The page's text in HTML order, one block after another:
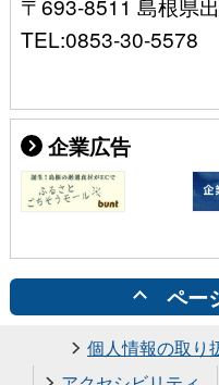
〒693-8511 島根県
TEL:0853-30-5578
企業広告
ペー
個人情報の取り